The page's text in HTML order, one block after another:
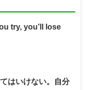
try, you’ll lose
はいけない。自分